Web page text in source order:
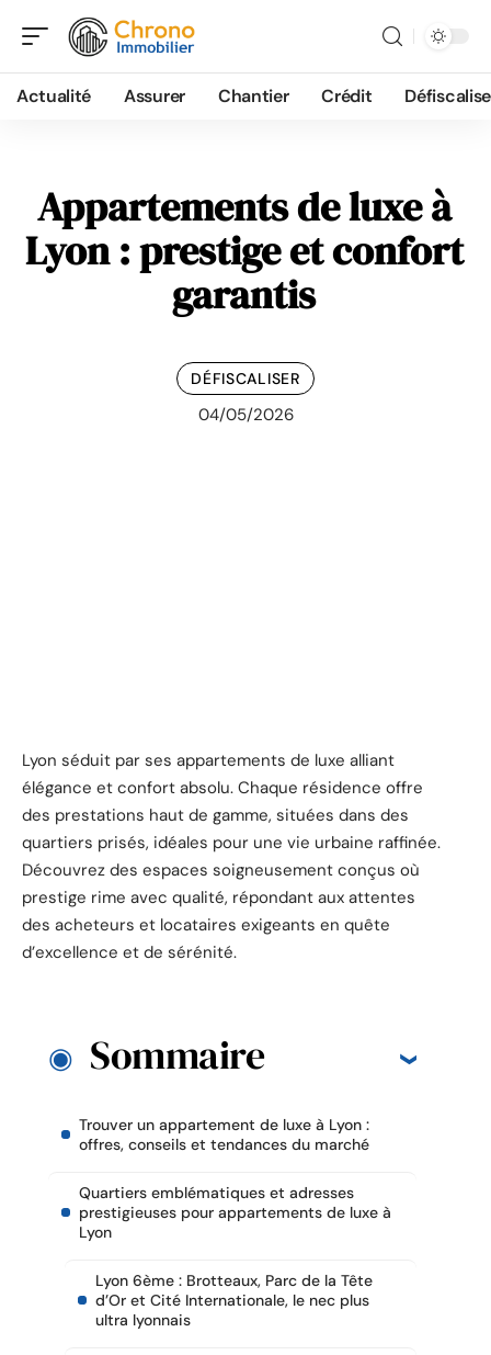
Actualité Assurer Chantier Crédit
Appartements de luxe à
Lyon : prestige et confort
garantis
DÉFISCALISER
04/05/2026
Lyon séduit par ses appartements de luxe alliant
élégance et confort absolu. Chaque résidence offre
des prestations haut de gamme, situées dans des
quartiers prisés, idéales pour une vie urbaine raffinée.
Découvrez des espaces soigneusement conçus où
prestige rime avec qualité, répondant aux attentes
des acheteurs et locataires exigeants en quête
d’excellence et de sérénité.
Sommaire
Trouver un appartement de luxe à Lyon :
offres, conseils et tendances du marché
Quartiers emblématiques et adresses
prestigieuses pour appartements de luxe à
Lyon
Lyon 6ème : Brotteaux, Parc de la Tête
d’Or et Cité Internationale, le nec plus
ultra lyonnais